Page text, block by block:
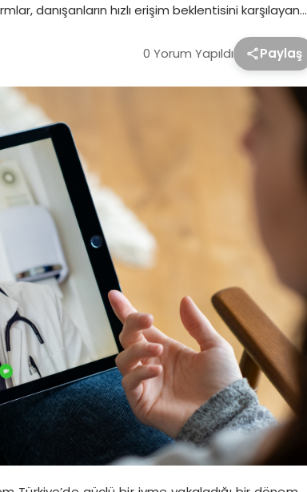
danışanların hızlı erişim beklentisini karşılayan…
0 Yorum Yapıldı Paylaş